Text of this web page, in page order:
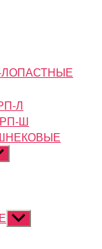
Л
Ш
Показывать
подменю